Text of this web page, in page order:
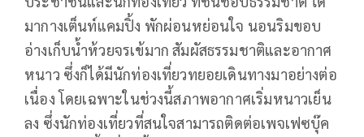
มากางเต็นท์แคมปิ้ง พักผ่อนหย่อนใจ นอนริมขอบ
อ่างเก็บน้ำห้วยจรเข้มาก สัมผัสธรรมชาติและอากาศ
หนาว ซึ่งก็ได้มีนักท่องเที่ยวทยอยเดินทางมาอย่างต่อ
เนื่อง โดยเฉพาะในช่วงนี้สภาพอากาศเริ่มหนาวเย็น
ลง ซึ่งนักท่องเที่ยวที่สนใจสามารถติดต่อเพจเฟซบุ๊ค